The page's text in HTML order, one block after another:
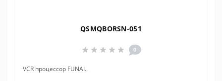
QSMQBORSN-051
0
VCR процессор FUNAI..